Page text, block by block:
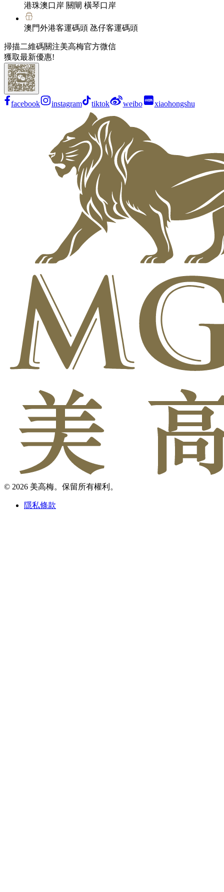
港珠澳口岸 關閘 橫琴口岸
澳門外港客運碼頭 氹仔客運碼頭
掃描二維碼關注美高梅官方微信
獲取最新優惠!
facebook instagram tiktok weibo xiaohongshu
© 2026 美高梅。保留所有權利。
隱私條款